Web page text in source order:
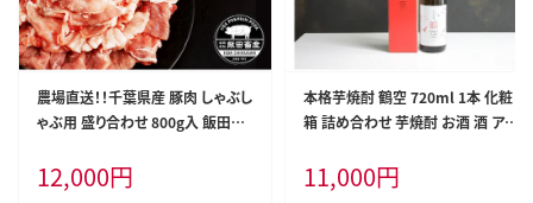
農場直送！！千葉県産 豚肉 しゃぶし
ゃぶ用 盛り合わせ 800g入 飯田プ
12,000円
本格芋焼酎 鶴空 720ml 1本 化粧
箱 詰め合わせ 芋焼酎 お酒 酒 アル
るか 紅あずま ギフト 贈り物 プレゼ
ント ギフトボックス 千葉 千葉県 成
11,000円